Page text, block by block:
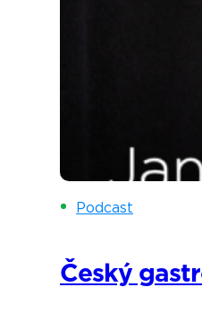
Podcast
Český